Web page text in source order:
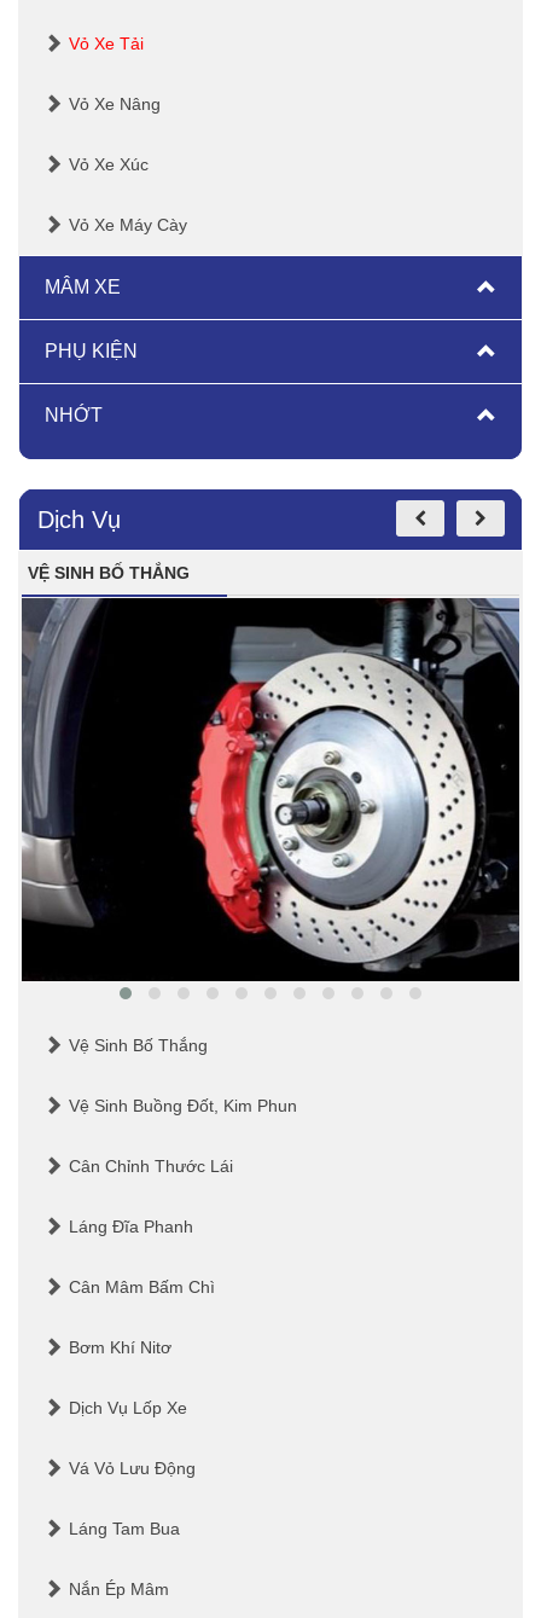
Vỏ Xe Tải
Vỏ Xe Nâng
Vỏ Xe Xúc
Vỏ Xe Máy Cày
MÂM XE
PHỤ KIỆN
NHỚT
Dịch Vụ
VỆ SINH BỐ THẮNG
Vệ Sinh Bố Thắng
Vệ Sinh Buồng Đốt, Kim Phun
Cân Chỉnh Thước Lái
Láng Đĩa Phanh
Cân Mâm Bấm Chì
Bơm Khí Nitơ
Dịch Vụ Lốp Xe
Vá Vỏ Lưu Động
Láng Tam Bua
Nắn Ép Mâm